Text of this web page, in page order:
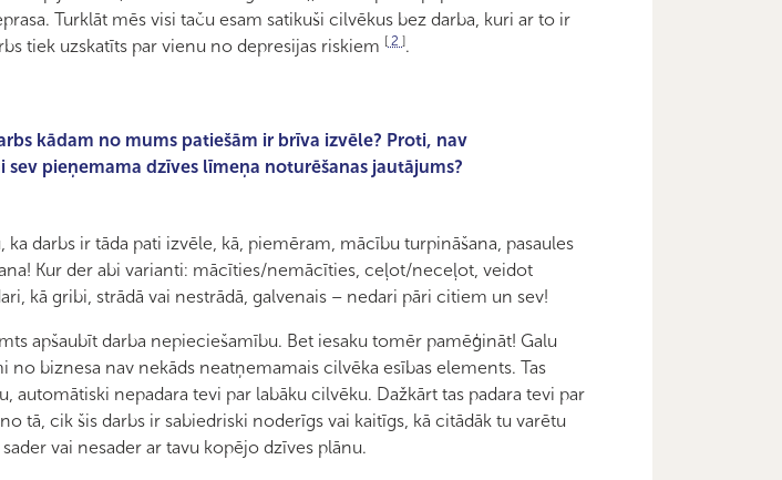
Turklāt mēs visi taču esam satikuši cilvēkus bez darba, kuri ar to ir
tiek uzskatīts par vienu no depresijas riskiem [ 2 ].
kādam no mums patiešām ir brīva izvēle? Proti, nav
sev pieņemama dzīves līmeņa noturēšanas jautājums?
ka darbs ir tāda pati izvēle, kā, piemēram, mācību turpināšana, pasaules
Kur der abi varianti: mācīties/nemācīties, ceļot/neceļot, veidot
kā gribi, strādā vai nestrādā, galvenais – nedari pāri citiem un sev!
apšaubīt darba nepieciešamību. Bet iesaku tomēr pamēģināt! Galu
no biznesa nav nekāds neatņemamais cilvēka esības elements. Tas
automātiski nepadara tevi par labāku cilvēku. Dažkārt tas padara tevi par
tā, cik šis darbs ir sabiedriski noderīgs vai kaitīgs, kā citādāk tu varētu
vai nesader ar tavu kopējo dzīves plānu.